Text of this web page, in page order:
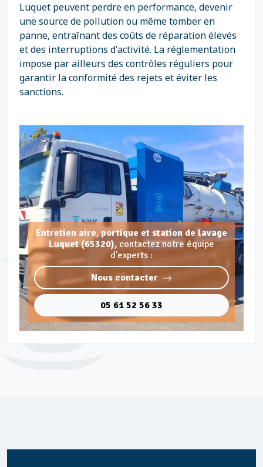
Luquet peuvent perdre en performance, devenir
une source de pollution ou même tomber en
panne, entraînant des coûts de réparation élevés
et des interruptions d'activité. La réglementation
impose par ailleurs des contrôles réguliers pour
garantir la conformité des rejets et éviter les
sanctions.
Entretien aire, portique et station de lavage
Luquet (65320), contactez notre équipe
d'experts :
Nous contacter
05 61 52 56 33